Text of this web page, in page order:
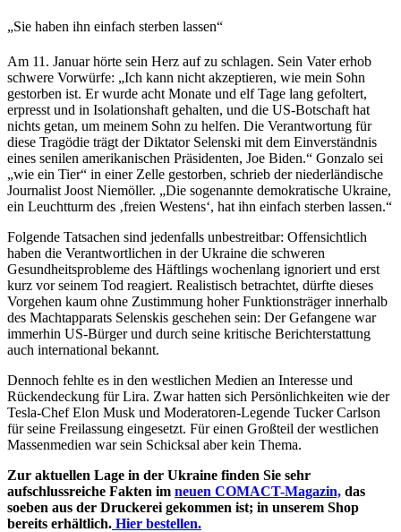
„Sie haben ihn einfach sterben lassen“
Am 11. Januar hörte sein Herz auf zu schlagen. Sein Vater erhob
schwere Vorwürfe: „Ich kann nicht akzeptieren, wie mein Sohn
gestorben ist. Er wurde acht Monate und elf Tage lang gefoltert,
erpresst und in Isolationshaft gehalten, und die US-Botschaft hat
nichts getan, um meinem Sohn zu helfen. Die Verantwortung für
diese Tragödie trägt der Diktator Selenski mit dem Einverständnis
eines senilen amerikanischen Präsidenten, Joe Biden.“ Gonzalo sei
„wie ein Tier“ in einer Zelle gestorben, schrieb der niederländische
Journalist Joost Niemöller. „Die sogenannte demokratische Ukraine,
ein Leuchtturm des ‚freien Westens‘, hat ihn einfach sterben lassen.“
Folgende Tatsachen sind jedenfalls unbestreitbar: Offensichtlich
haben die Verantwortlichen in der Ukraine die schweren
Gesundheitsprobleme des Häftlings wochenlang ignoriert und erst
kurz vor seinem Tod reagiert. Realistisch betrachtet, dürfte dieses
Vorgehen kaum ohne Zustimmung hoher Funktionsträger innerhalb
des Machtapparats Selenskis geschehen sein: Der Gefangene war
immerhin US-Bürger und durch seine kritische Berichterstattung
auch international bekannt.
Dennoch fehlte es in den westlichen Medien an Interesse und
Rückendeckung für Lira. Zwar hatten sich Persönlichkeiten wie der
Tesla-Chef Elon Musk und Moderatoren-Legende Tucker Carlson
für seine Freilassung eingesetzt. Für einen Großteil der westlichen
Massenmedien war sein Schicksal aber kein Thema.
Zur aktuellen Lage in der Ukraine finden Sie sehr
aufschlussreiche Fakten im neuen COMACT-Magazin, das
soeben aus der Druckerei gekommen ist; in unserem Shop
bereits erhältlich. Hier bestellen.